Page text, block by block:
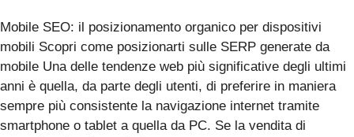
Mobile SEO: il posizionamento organico per dispositivi
mobili Scopri come posizionarti sulle SERP generate da
mobile Una delle tendenze web più significative degli ultimi
anni è quella, da parte degli utenti, di preferire in maniera
sempre più consistente la navigazione internet tramite
smartphone o tablet a quella da PC. Se la vendita di